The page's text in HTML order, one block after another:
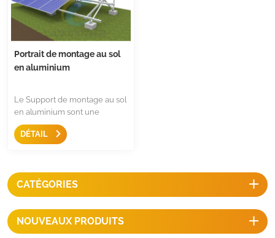
Portrait de montage au sol
en aluminium
Le Support de montage au sol
en aluminium sont une
solution de montage simple et
facile pour une installation
échelle, avec une pièce en
aluminium anodisé et des
fixations en acier inoxydable,
la structure est rentable.
DÉTAIL
CATÉGORIES
NOUVEAUX PRODUITS